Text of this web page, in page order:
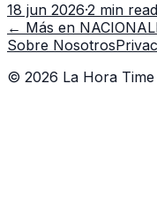
capacitación en la
18 jun 2026·2 min read
← Más en
Sobre Nosotros
© 2026 La Hora